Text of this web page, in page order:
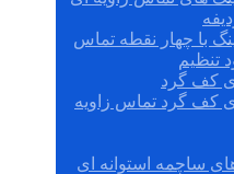
با چهار نقطه تماس
تنظیم
کف گرد
کف گرد تماس زاویه
ساچمه استوانه ای